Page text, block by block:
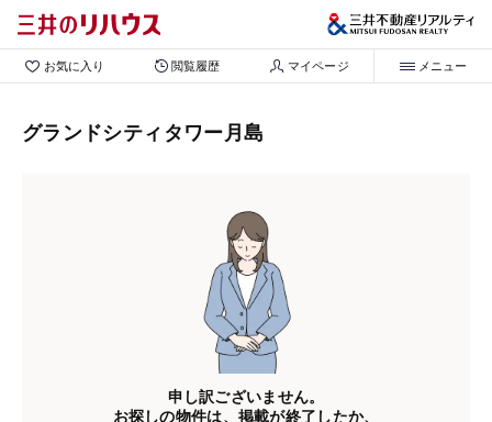
お気に入り 閲覧履歴 マイページ メニュー
グランドシティタワー月島
申し訳ございません。
お探しの物件は、掲載が終了したか、